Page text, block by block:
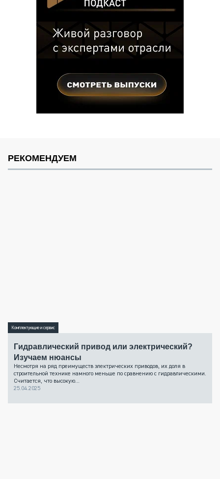
РЕКОМЕНДУЕМ
Комплектующие и сервис
Гидравлический привод или электрический?
Изучаем нюансы
Несмотря на ряд преимуществ электрических приводов, их доля в
строительной технике намного меньше по сравнению с гидравлическими.
Считается, что высокую...
25.04.2025